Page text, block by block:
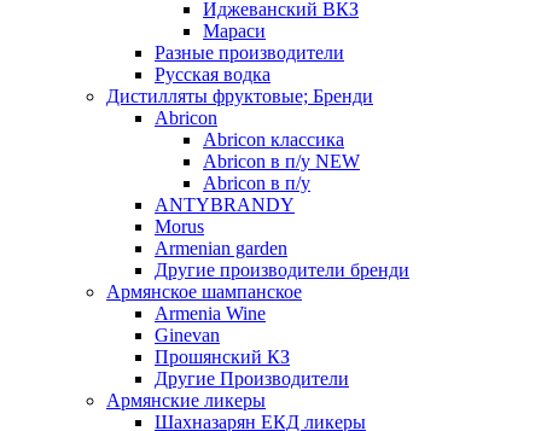
Иджеванский ВКЗ
Мараси
Разные производители
Русская водка
Дистилляты фруктовые; Бренди
Abricon
Abricon классика
Abricon в п/у NEW
Abricon в п/у
ANTYBRANDY
Morus
Armenian garden
Другие производители бренди
Армянское шампанское
Armenia Wine
Ginevan
Прошянский КЗ
Другие Производители
Армянские ликеры
Шахназарян ЕКД ликеры